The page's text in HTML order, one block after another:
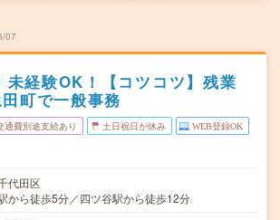
07
未経験OK！【コツコツ】残業
町で一般事務
通費別途支給あり 土日祝日が休み WEB登録OK
代田区
から徒歩5分／四ツ谷駅から徒歩12分